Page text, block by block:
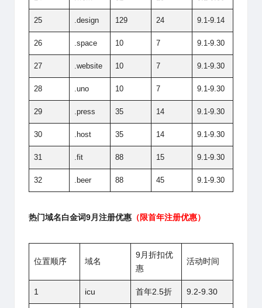
25 .design 129 24 9.1-9.14
26 .space 10 7 9.1-9.30
27 .website 10 7 9.1-9.30
28 .uno 10 7 9.1-9.30
29 .press 35 14 9.1-9.30
30 .host 35 14 9.1-9.30
31 .fit 88 15 9.1-9.30
32 .beer 88 45 9.1-9.30
热门域名白金词9月注册优惠 （限首年注册优惠）
位置顺序 域名
9月折扣优
惠
活动时间
1 icu 首年2.5折 9.2-9.30